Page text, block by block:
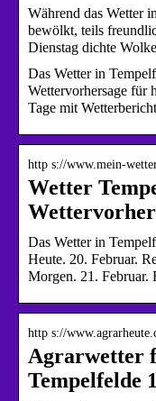
Während das Wetter
bewölkt, teils
Dienstag dichte
Das Wetter in
Wettervorhersage für
Tage mit
http s://www.mein-
Wetter
Das Wetter in
Heute. 20. Februar.
Morgen. 21. Februar.
http s://
Agrarwetter
Tempelfelde